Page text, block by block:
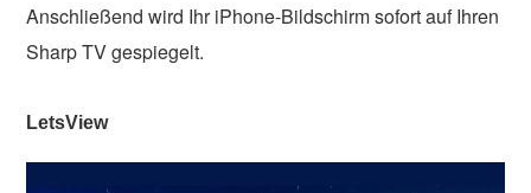
Anschließend wird Ihr iPhone-Bildschirm sofort auf Ihren
Sharp TV gespiegelt.
LetsView